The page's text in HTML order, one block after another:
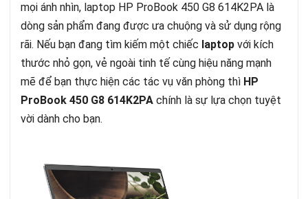
mọi ánh nhìn, laptop HP ProBook 450 G8 614K2PA là
dòng sản phẩm đang được ưa chuộng và sử dụng rộng
rãi. Nếu bạn đang tìm kiếm một chiếc laptop với kích
thước nhỏ gọn, vẻ ngoài tinh tế cùng hiệu năng mạnh
mẽ để bạn thực hiện các tác vụ văn phòng thì HP
ProBook 450 G8 614K2PA chính là sự lựa chọn tuyệt
vời dành cho bạn.